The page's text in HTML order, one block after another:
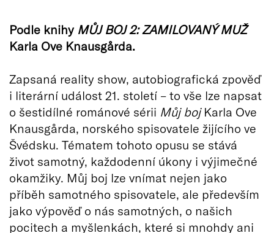
Podle knihy MŮJ BOJ 2: ZAMILOVANÝ MUŽ
Karla Ove Knausgårda.
Zapsaná reality show, autobiografická zpověď
i literární událost 21. století – to vše lze napsat
o šestidílné románové sérii Můj bojKarla Ove
Knausgårda, norského spisovatele žijícího ve
Švédsku. Tématem tohoto opusu se stává
život samotný, každodenní úkony i výjimečné
okamžiky. Můj boj lze vnímat nejen jako
příběh samotného spisovatele, ale především
jako výpověď o nás samotných, o našich
pocitech a myšlenkách, které si mnohdy ani